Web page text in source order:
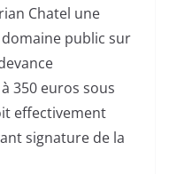
Chatel une
public sur
350 euros sous
effectivement
signature de la